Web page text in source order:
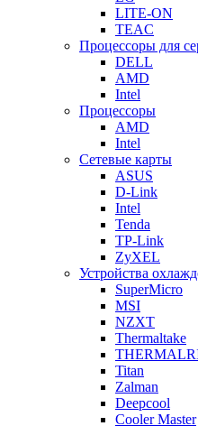
LITE-ON
TEAC
Процессоры для
DELL
AMD
Intel
Процессоры
AMD
Intel
Сетевые карты
ASUS
D-Link
Intel
Tenda
TP-Link
ZyXEL
Устройства
SuperMicro
MSI
NZXT
Thermaltake
Titan
Zalman
Deepcool
Cooler Master